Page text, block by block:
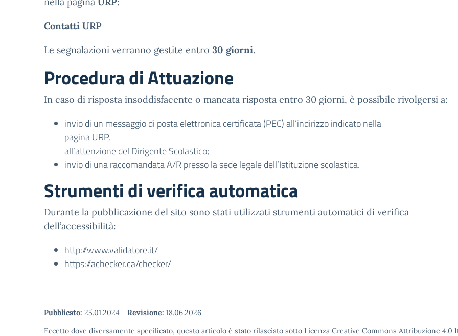
Contatti URP
Le segnalazioni verranno gestite entro 30 giorni.
Procedura di Attuazione
In caso di risposta insoddisfacente o mancata risposta entro 30 giorni, è possibile rivolgersi a:
invio di un messaggio di posta elettronica certificata (PEC) all’indirizzo indicato nella
paginaURP,
all’attenzione del Dirigente Scolastico;
invio di una raccomandata A/R presso la sede legale dell’Istituzione scolastica.
Strumenti di verifica automatica
Durante la pubblicazione del sito sono stati utilizzati strumenti automatici di verifica
dell’accessibilità:
http://www.validatore.it/
https://achecker.ca/checker/
Pubblicato: 25.01.2024 - Revisione: 18.06.2026
Eccetto dove diversamente specificato, questo articolo è stato rilasciato sotto Licenza Creative Commons Attribuzione 4.0